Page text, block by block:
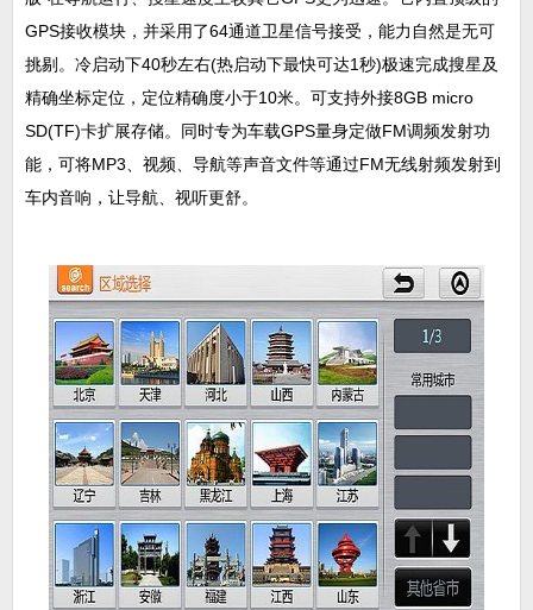
GPS接收模块，并采用了64通道卫星信号接受，能力自然是无可
挑剔。冷启动下40秒左右(热启动下最快可达1秒)极速完成搜星及
精确坐标定位，定位精确度小于10米。可支持外接8GB micro
SD(TF)卡扩展存储。同时专为车载GPS量身定做FM调频发射功
能，可将MP3、视频、导航等声音文件等通过FM无线射频发射到
车内音响，让导航、视听更舒。